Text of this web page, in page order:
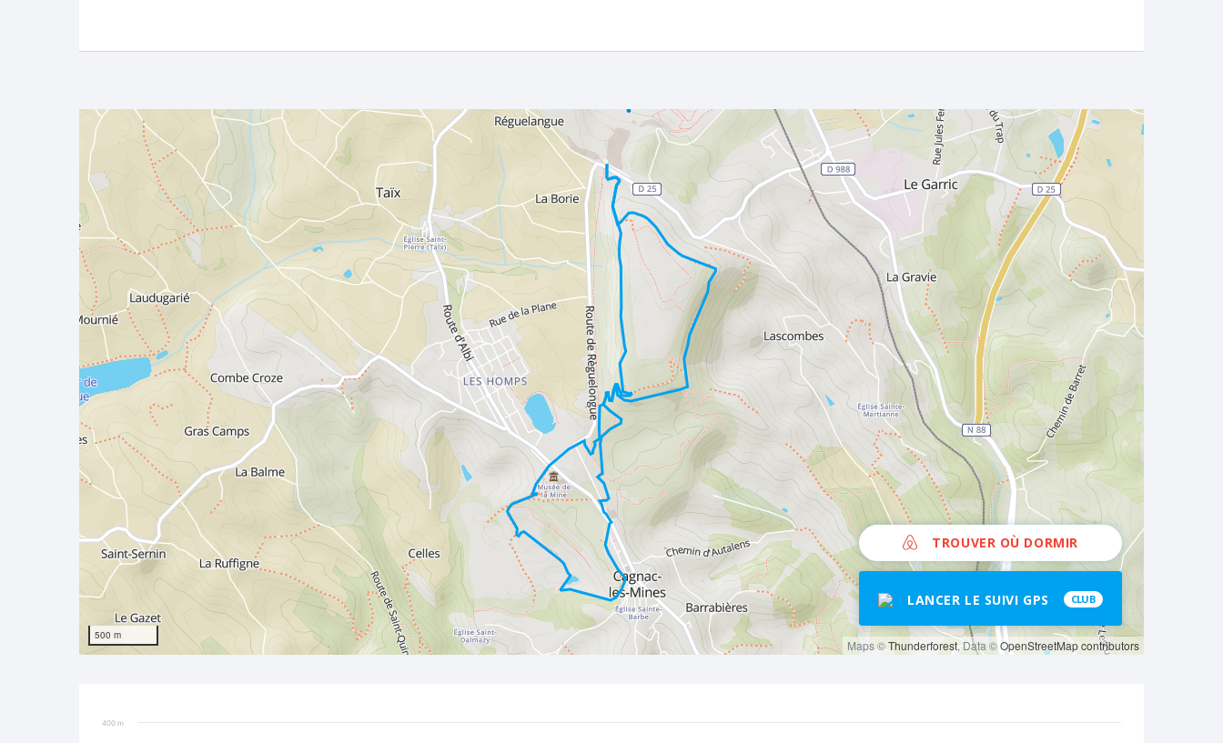
500 m
Maps ©Thunderforest, Data ©OpenStreetMap contributors
TROUVER OÙ DORMIR
LANCER LE SUIVI GPS CLUB
400 m